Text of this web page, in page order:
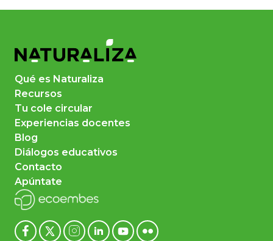
Qué es Naturaliza
Recursos
Tu cole circular
Experiencias docentes
Blog
Diálogos educativos
Contacto
Apúntate